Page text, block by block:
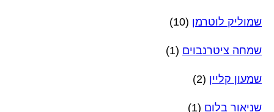
שמוליק לוטרמן (10)
שמחה ציטרנבוים (1)
שמעון קליין (2)
שניאור בלום (1)